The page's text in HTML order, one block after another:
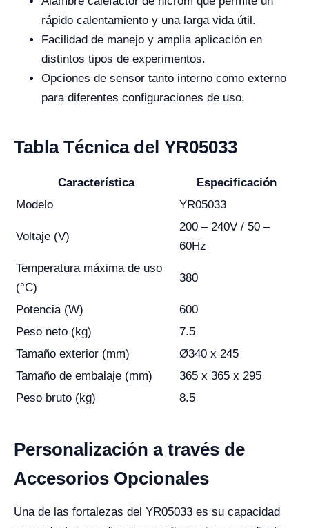
rápido calentamiento y una larga vida útil.
Facilidad de manejo y amplia aplicación en
distintos tipos de experimentos.
Opciones de sensor tanto interno como externo
para diferentes configuraciones de uso.
Tabla Técnica del YR05033
Característica
Especificación
Modelo
YR05033
Voltaje (V)
200 – 240V / 50 –
60Hz
Temperatura máxima de uso
(°C)
380
Potencia (W)
600
Peso neto (kg)
7.5
Tamaño exterior (mm)
Ø340 x 245
Tamaño de embalaje (mm)
365 x 365 x 295
Peso bruto (kg)
8.5
Personalización a través de
Accesorios Opcionales
Una de las fortalezas del YR05033 es su capacidad